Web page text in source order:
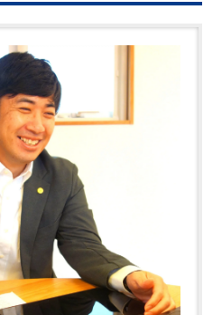
請されれば新しい商号での会社
付して変更手続きを行います。
が生じた日から30日以内に届出
います。商号の変更届で必要に
更届出書会社謄本（履歴事項全
書免許証上の商号が変更になる
ます。免許証原本専任の宅建士
意商号が変更になれば、宅建士
、こちらも合わせて行うことを
建士の登録内容の変更申請も
ないとなっているため注意が必
士証が発行された都道府県に対
りません。